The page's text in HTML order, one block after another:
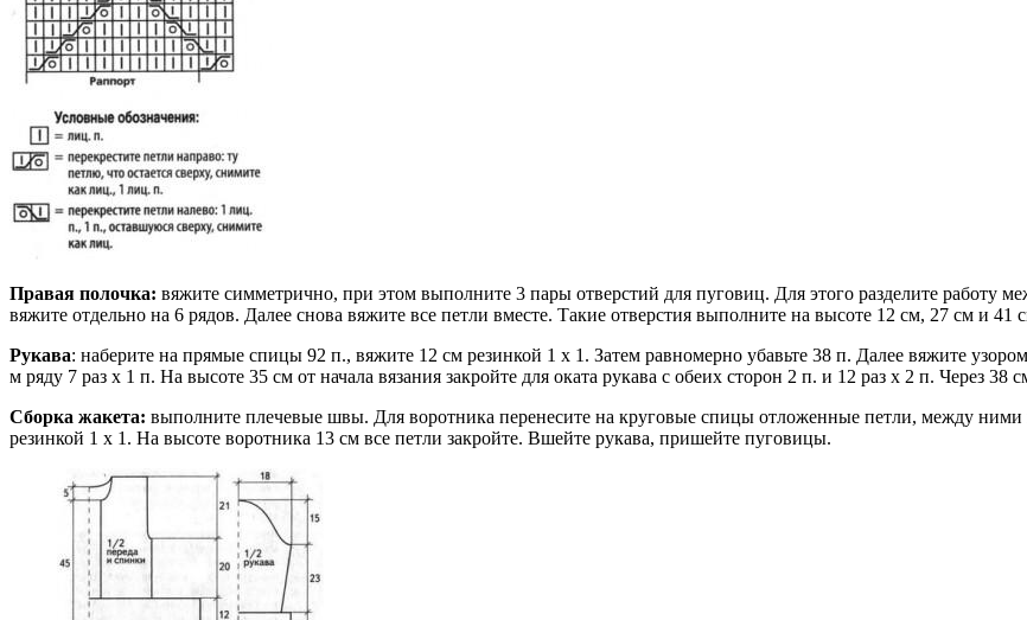
Правая полочка: вяжите симметрично, при этом выполните 3 пары отверстий для пуговиц. Для этого разделите
вяжите отдельно на 6 рядов. Далее снова вяжите все петли вместе. Такие отверстия выполните на высоте 12 см, 27 см и
Рукава: наберите на прямые спицы 92 п., вяжите 12 см резинкой 1 x 1. Затем равномерно убавьте 38 п. Далее вяжите
м ряду 7 раз х 1 п. На высоте 35 см от начала вязания закройте для оката рукава с обеих сторон 2 п. и 12 раз х 2 п. Через 38
Сборка жакета: выполните плечевые швы. Для воротника перенесите на круговые спицы отложенные петли, между
резинкой 1 x 1. На высоте воротника 13 см все петли закройте. Вшейте рукава, пришейте пуговицы.